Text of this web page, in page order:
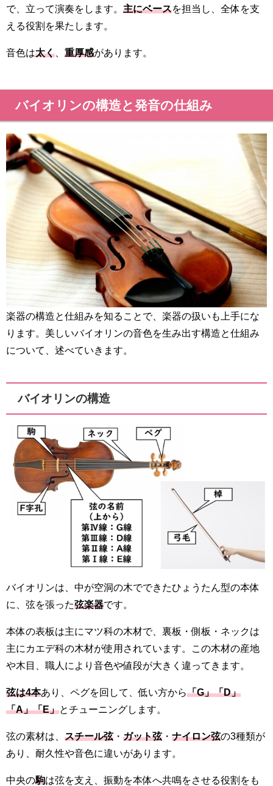
で、立って演奏をします。 主にベースを担当し、全体を支
える役割を果たします。
音色は太く 重厚感があります。
バイオリンの構造と発音の仕組み
楽器の構造と仕組みを知ることで、楽器の扱いも上手にな
ります。美しいバイオリンの音色を生み出す構造と仕組み
について、述べていきます。
バイオリンの構造
バイオリンは、中が空洞の木でできたひょうたん型の本体
に、弦を張った弦楽器です。
本体の表板は主にマツ科の木材で、裏板・側板・ネックは
主にカエデ科の木材が使用されています。この木材の産地
や木目、職人により音色や値段が大きく違ってきます。
弦は4本あり、ペグを回して、低い方から「G」「D」
「A」「E」とチューニングします。
弦の素材は、 スチール弦・ ガット弦・ ナイロン弦の3種類が
あり、耐久性や音色に違いがあります。
中央の駒は弦を支え、振動を本体へ共鳴をさせる役割をも